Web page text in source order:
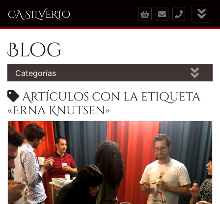
CA SILVERIO
Blog
Categorías
Artículos con la etiqueta
«Erna Knutsen»